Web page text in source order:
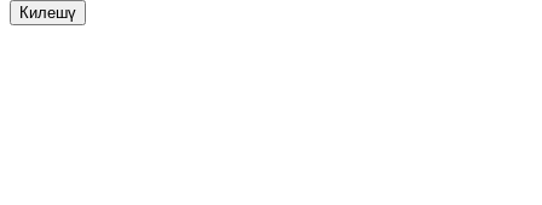
Килешү